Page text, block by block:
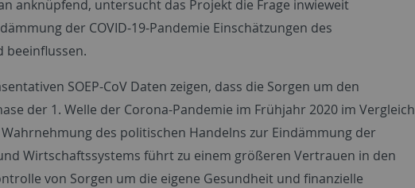
anknüpfend, untersucht das Projekt die Frage inwieweit
der COVID-19-Pandemie Einschätzungen des
beeinflussen.
SOEP-CoV Daten zeigen, dass die Sorgen um den
der 1. Welle der Corona-Pandemie im Frühjahr 2020 im Vergleich
des politischen Handelns zur Eindämmung der
Wirtschaftssystems führt zu einem größeren Vertrauen in den
von Sorgen um die eigene Gesundheit und finanzielle